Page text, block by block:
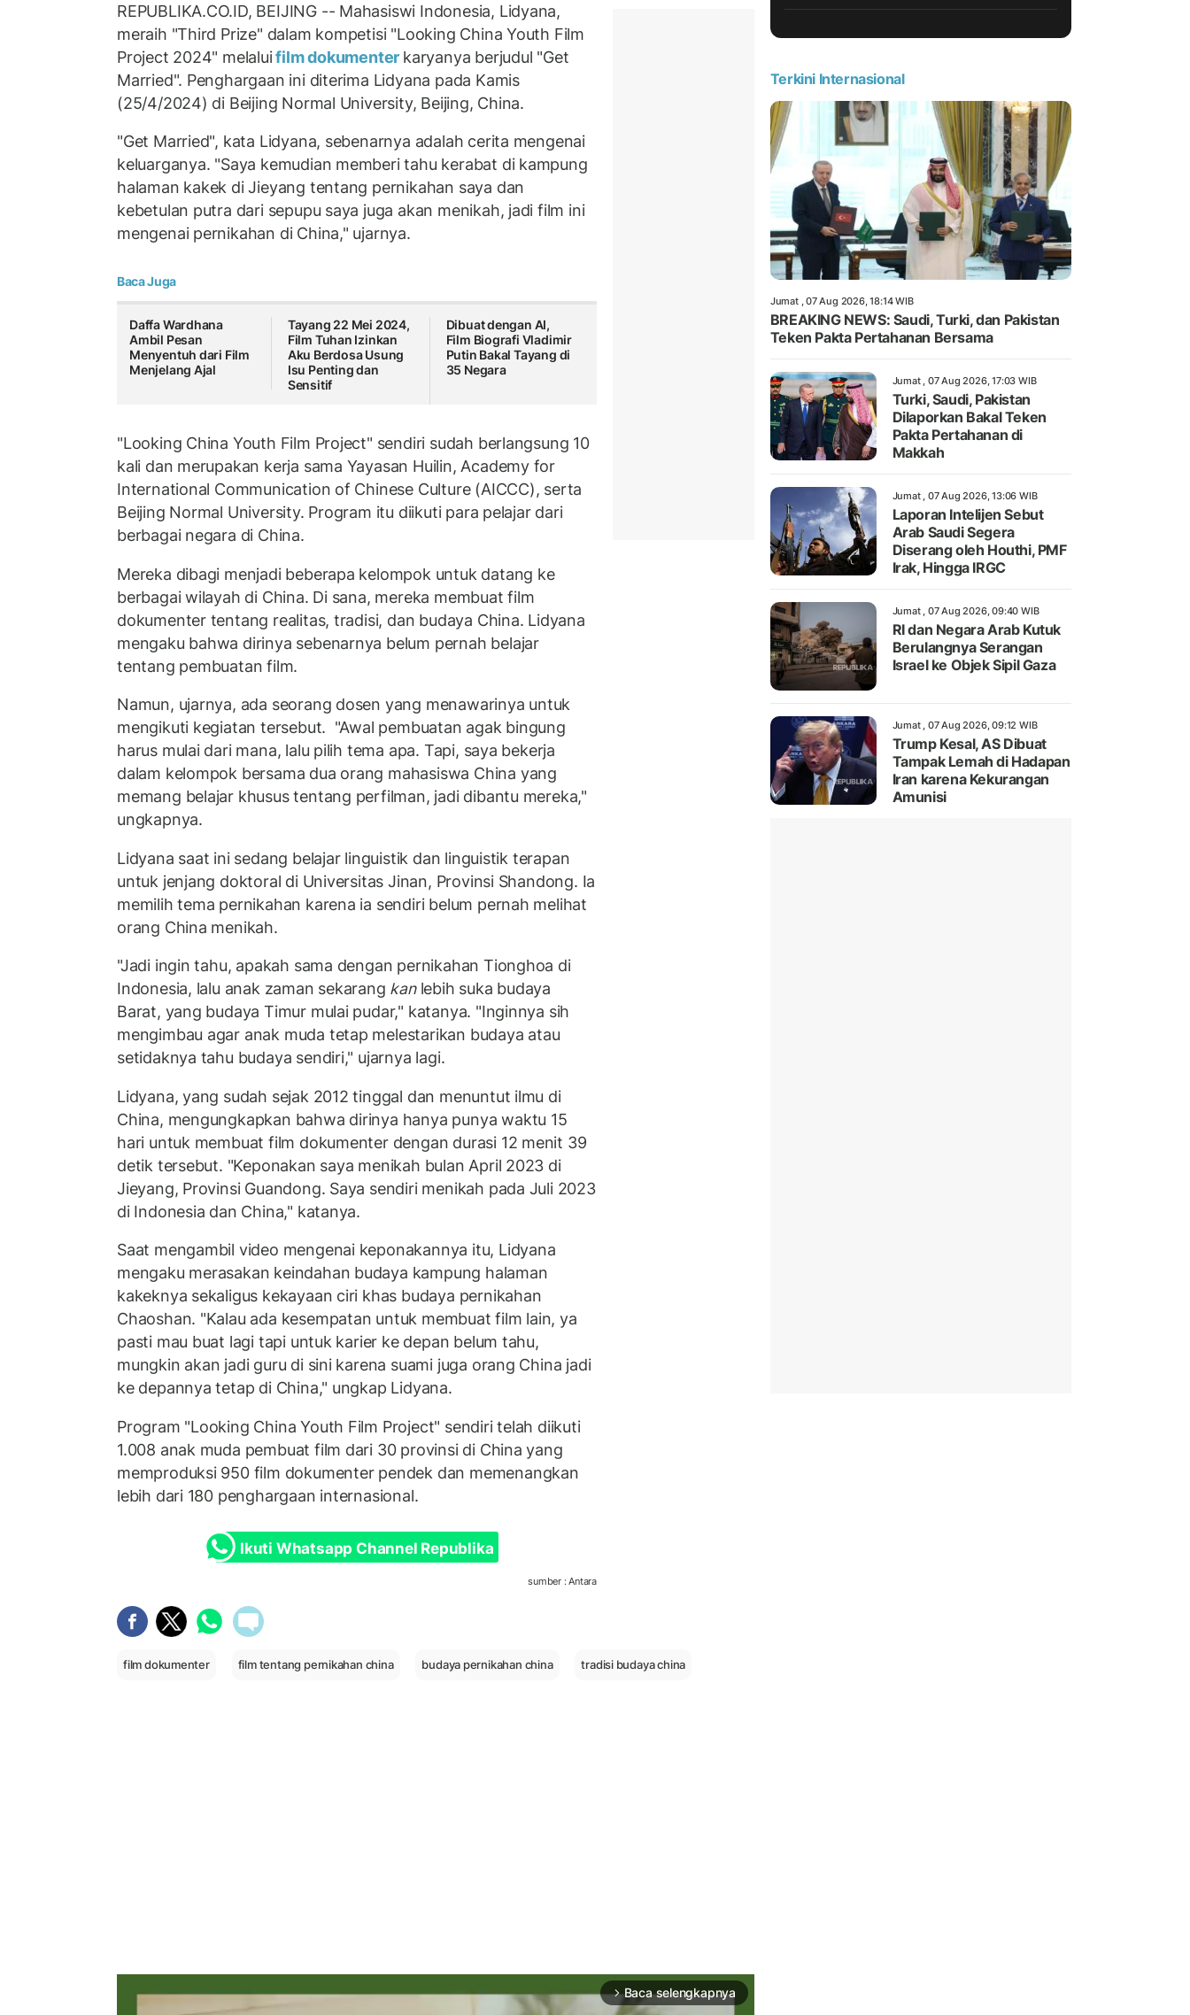
REPUBLIKA.CO.ID, BEIJING -- Mahasiswi Indonesia, Lidyana,
meraih "Third Prize" dalam kompetisi "Looking China Youth Film
Project 2024" melaluifilm dokumenter karyanya berjudul "Get
Married". Penghargaan ini diterima Lidyana pada Kamis
(25/4/2024) di Beijing Normal University, Beijing, China.
"Get Married", kata Lidyana, sebenarnya adalah cerita mengenai
keluarganya. "Saya kemudian memberi tahu kerabat di kampung
halaman kakek di Jieyang tentang pernikahan saya dan
kebetulan putra dari sepupu saya juga akan menikah, jadi film ini
mengenai pernikahan di China," ujarnya.
Baca Juga
Daffa Wardhana
Ambil Pesan
Menyentuh dari Film
Menjelang Ajal
Tayang 22 Mei 2024,
Film Tuhan Izinkan
Aku Berdosa Usung
Isu Penting dan
Sensitif
Dibuat dengan AI,
Film Biografi Vladimir
Putin Bakal Tayang di
35 Negara
"Looking China Youth Film Project" sendiri sudah berlangsung 10
kali dan merupakan kerja sama Yayasan Huilin, Academy for
International Communication of Chinese Culture (AICCC), serta
Beijing Normal University. Program itu diikuti para pelajar dari
berbagai negara di China.
Mereka dibagi menjadi beberapa kelompok untuk datang ke
berbagai wilayah di China. Di sana, mereka membuat film
dokumenter tentang realitas, tradisi, dan budaya China. Lidyana
mengaku bahwa dirinya sebenarnya belum pernah belajar
tentang pembuatan film.
Namun, ujarnya, ada seorang dosen yang menawarinya untuk
mengikuti kegiatan tersebut. "Awal pembuatan agak bingung
harus mulai dari mana, lalu pilih tema apa. Tapi, saya bekerja
dalam kelompok bersama dua orang mahasiswa China yang
memang belajar khusus tentang perfilman, jadi dibantu mereka,"
ungkapnya.
Lidyana saat ini sedang belajar linguistik dan linguistik terapan
untuk jenjang doktoral di Universitas Jinan, Provinsi Shandong. Ia
memilih tema pernikahan karena ia sendiri belum pernah melihat
orang China menikah.
"Jadi ingin tahu, apakah sama dengan pernikahan Tionghoa di
Indonesia, lalu anak zaman sekarang kanlebih suka budaya
Barat, yang budaya Timur mulai pudar," katanya. "Inginnya sih
mengimbau agar anak muda tetap melestarikan budaya atau
setidaknya tahu budaya sendiri," ujarnya lagi.
Lidyana, yang sudah sejak 2012 tinggal dan menuntut ilmu di
China, mengungkapkan bahwa dirinya hanya punya waktu 15
hari untuk membuat film dokumenter dengan durasi 12 menit 39
detik tersebut. "Keponakan saya menikah bulan April 2023 di
Jieyang, Provinsi Guandong. Saya sendiri menikah pada Juli 2023
di Indonesia dan China," katanya.
Saat mengambil video mengenai keponakannya itu, Lidyana
mengaku merasakan keindahan budaya kampung halaman
kakeknya sekaligus kekayaan ciri khas budaya pernikahan
Chaoshan. "Kalau ada kesempatan untuk membuat film lain, ya
pasti mau buat lagi tapi untuk karier ke depan belum tahu,
mungkin akan jadi guru di sini karena suami juga orang China jadi
ke depannya tetap di China," ungkap Lidyana.
Program "Looking China Youth Film Project" sendiri telah diikuti
1.008 anak muda pembuat film dari 30 provinsi di China yang
memproduksi 950 film dokumenter pendek dan memenangkan
lebih dari 180 penghargaan internasional.
Ikuti Whatsapp Channel Republika
sumber : Antara
film dokumenter film tentang pernikahan china budaya pernikahan china tradisi budaya china
arrow_forward_ios Baca selengkapnya
Terkini Internasional
Jumat , 07 Aug 2026, 18:14 WIB
BREAKING NEWS: Saudi, Turki, dan Pakistan
Teken Pakta Pertahanan Bersama
Jumat , 07 Aug 2026, 17:03 WIB
Turki, Saudi, Pakistan
Dilaporkan Bakal Teken
Pakta Pertahanan di
Makkah
Jumat , 07 Aug 2026, 13:06 WIB
Laporan Intelijen Sebut
Arab Saudi Segera
Diserang oleh Houthi, PMF
Irak, Hingga IRGC
Jumat , 07 Aug 2026, 09:40 WIB
RI dan Negara Arab Kutuk
Berulangnya Serangan
Israel ke Objek Sipil Gaza
Jumat , 07 Aug 2026, 09:12 WIB
Trump Kesal, AS Dibuat
Tampak Lemah di Hadapan
Iran karena Kekurangan
Amunisi